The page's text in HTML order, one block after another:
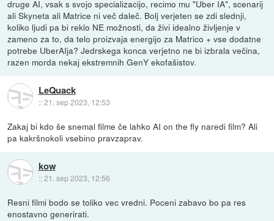
druge AI, vsak s svojo specializacijo, recimo mu "Uber IA", scenarij
ali Skyneta ali Matrice ni več daleč. Bolj verjeten se zdi slednji,
koliko ljudi pa bi reklo NE možnosti, da živi idealno življenje v
zameno za to, da telo proizvaja energijo za Matrico + vse dodatne
potrebe UberAIja? Jedrskega konca verjetno ne bi izbrala večina,
razen morda nekaj ekstremnih GenY ekofašistov.
LeQuack
::21. sep 2023, 12:53
Zakaj bi kdo še snemal filme če lahko AI on the fly naredi film? Ali
pa kakršnokoli vsebino pravzaprav.
kow
::21. sep 2023, 12:56
Resni filmi bodo se toliko vec vredni. Poceni zabavo bo pa res
enostavno generirati.